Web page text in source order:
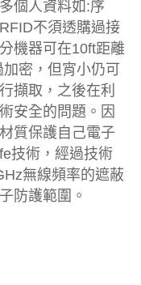
個人資料如:序
不須透購過接
機器可在10ft距離
密，但宵小仍可
擷取，之後在利
安全的問題。因
質保護自己電子
技術，經過技術
無線頻率的遮蔽
防護範圍。